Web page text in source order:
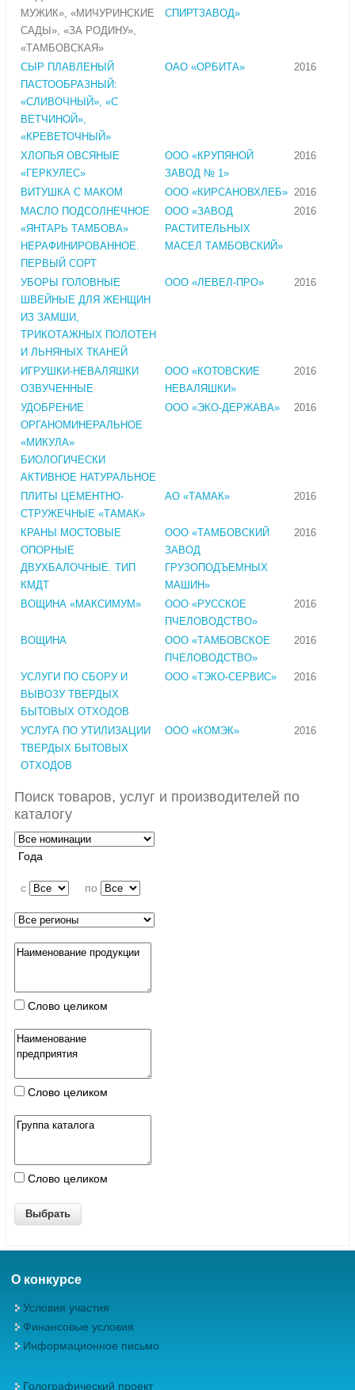
МУЖИК», «МИЧУРИНСКИЕ
САДЫ», «ЗА РОДИНУ»,
«ТАМБОВСКАЯ»
СПИРТЗАВОД»
СЫР ПЛАВЛЕНЫЙ
ПАСТООБРАЗНЫЙ:
«СЛИВОЧНЫЙ», «С
ВЕТЧИНОЙ»,
«КРЕВЕТОЧНЫЙ»
ОАО «ОРБИТА» 2016
ХЛОПЬЯ ОВСЯНЫЕ
«ГЕРКУЛЕС»
ООО «КРУПЯНОЙ
ЗАВОД № 1»
2016
ВИТУШКА С МАКОМ ООО «КИРСАНОВХЛЕБ» 2016
МАСЛО ПОДСОЛНЕЧНОЕ
«ЯНТАРЬ ТАМБОВА»
НЕРАФИНИРОВАННОЕ.
ПЕРВЫЙ СОРТ
ООО «ЗАВОД
РАСТИТЕЛЬНЫХ
МАСЕЛ ТАМБОВСКИЙ»
2016
УБОРЫ ГОЛОВНЫЕ
ШВЕЙНЫЕ ДЛЯ ЖЕНЩИН
ИЗ ЗАМШИ,
ТРИКОТАЖНЫХ ПОЛОТЕН
И ЛЬНЯНЫХ ТКАНЕЙ
ООО «ЛЕВЕЛ-ПРО» 2016
ИГРУШКИ-НЕВАЛЯШКИ
ОЗВУЧЕННЫЕ
ООО «КОТОВСКИЕ
НЕВАЛЯШКИ»
2016
УДОБРЕНИЕ
ОРГАНОМИНЕРАЛЬНОЕ
«МИКУЛА»
БИОЛОГИЧЕСКИ
АКТИВНОЕ НАТУРАЛЬНОЕ
ООО «ЭКО-ДЕРЖАВА» 2016
ПЛИТЫ ЦЕМЕНТНО-
СТРУЖЕЧНЫЕ «ТАМАК»
АО «ТАМАК» 2016
КРАНЫ МОСТОВЫЕ
ОПОРНЫЕ
ДВУХБАЛОЧНЫЕ. ТИП
КМДТ
ООО «ТАМБОВСКИЙ
ЗАВОД
ГРУЗОПОДЪЕМНЫХ
МАШИН»
2016
ВОЩИНА «МАКСИМУМ»
ООО «РУССКОЕ
ПЧЕЛОВОДСТВО»
2016
ВОЩИНА
ООО «ТАМБОВСКОЕ
ПЧЕЛОВОДСТВО»
2016
УСЛУГИ ПО СБОРУ И
ВЫВОЗУ ТВЕРДЫХ
БЫТОВЫХ ОТХОДОВ
ООО «ТЭКО-СЕРВИС» 2016
УСЛУГА ПО УТИЛИЗАЦИИ
ТВЕРДЫХ БЫТОВЫХ
ОТХОДОВ
ООО «КОМЭК» 2016
Поиск товаров, услуг и производителей по
каталогу
Года
c по
Слово целиком
Слово целиком
Слово целиком
О конкурсе
Условия участия
Финансовые условия
Информационное письмо
Голографический проект